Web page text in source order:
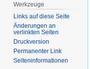
Werkzeuge
Links auf diese Seite
Änderungen an
verlinkten Seiten
Druckversion
Permanenter Link
Seiten­­informationen